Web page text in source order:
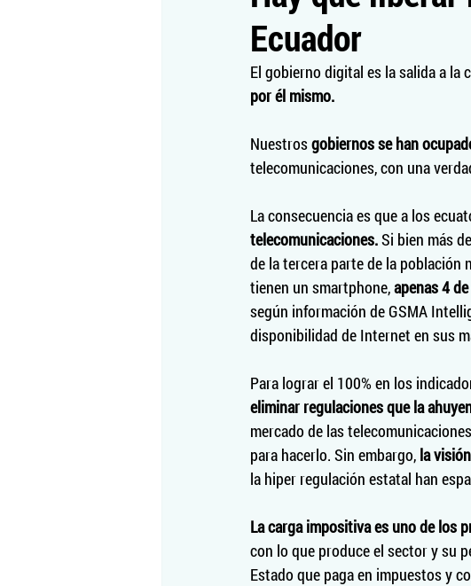
Coronavirus Salud Finanzas personales
Telecomunicaciones
Ecuador
El gobierno digital es la salida a la
por él mismo.
Nuestros gobiernos se han
telecomunicaciones, con una
La consecuencia es que a los
telecomunicaciones. Si bien más
de la tercera parte de la población
tienen un smartphone, apenas 4
según información de GSMA
disponibilidad de Internet en sus
Para lograr el 100% en los
eliminar regulaciones que la
mercado de las
para hacerlo. Sin embargo, la
la hiper regulación estatal han
La carga impositiva es uno de los
con lo que produce el sector y su
Estado que paga en impuestos y